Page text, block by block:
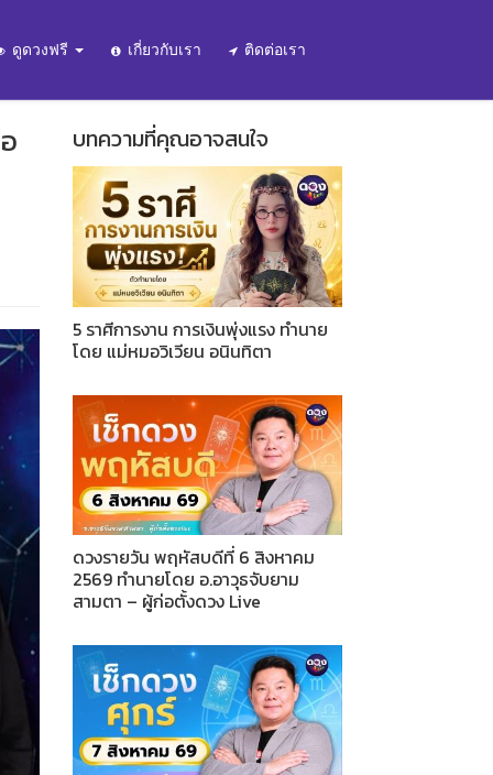
ดูดวงฟรี เกี่ยวกับเรา ติดต่อเรา
บทความที่คุณอาจสนใจ
5 ราศีการงาน การเงินพุ่งแรง ทำนาย
โดย แม่หมอวิเวียน อนินทิตา
ดวงรายวัน พฤหัสบดีที่ 6 สิงหาคม
2569 ทำนายโดย อ.อาวุธจับยาม
สามตา – ผู้ก่อตั้งดวง Live